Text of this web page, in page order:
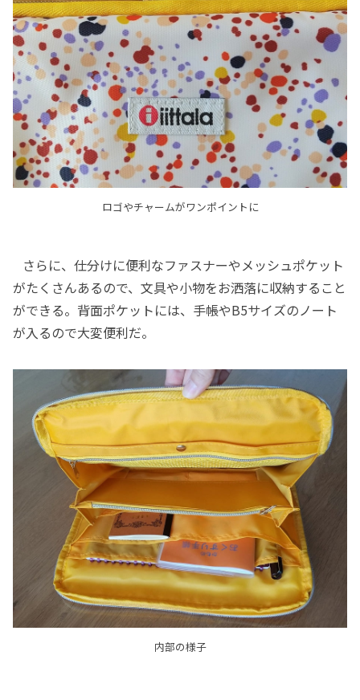
ロゴやチャームがワンポイントに
さらに、仕分けに便利なファスナーやメッシュポケット
がたくさんあるので、文具や小物をお洒落に収納すること
ができる。背面ポケットには、手帳やB5サイズのノート
が入るので大変便利だ。
内部の様子